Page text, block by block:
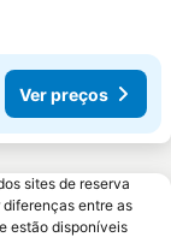
Ver preços
sites de reserva
entre as
estão disponíveis